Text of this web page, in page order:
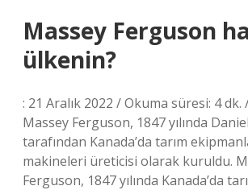
Massey Ferguson
ülkenin?
: 21 Aralık 2022 / Okuma süresi: 4
Massey Ferguson, 1847 yılında
tarafından Kanada’da tarım
makineleri üreticisi olarak kuruldu.
Ferguson, 1847 yılında Kanada’da